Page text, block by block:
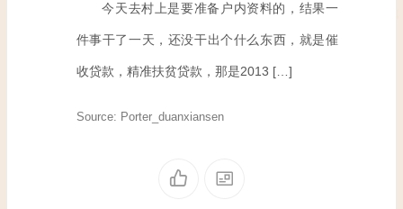
今天去村上是要准备户内资料的，结果一
件事干了一天，还没干出个什么东西，就是催
收贷款，精准扶贫贷款，那是2013 […]
Source: Porter_duanxiansen